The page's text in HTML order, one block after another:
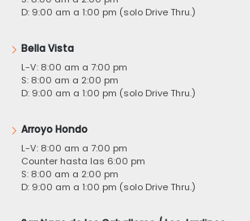
D: 9:00 am a 1:00 pm (solo Drive Thru.)
Bella Vista
L-V: 8:00 am a 7:00 pm
S: 8:00 am a 2:00 pm
D: 9:00 am a 1:00 pm (solo Drive Thru.)
Arroyo Hondo
L-V: 8:00 am a 7:00 pm
Counter hasta las 6:00 pm
S: 8:00 am a 2:00 pm
D: 9:00 am a 1:00 pm (solo Drive Thru.)